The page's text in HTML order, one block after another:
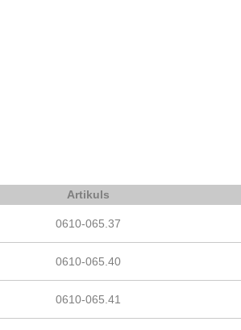
Artikuls
0610-065.37
0610-065.40
0610-065.41